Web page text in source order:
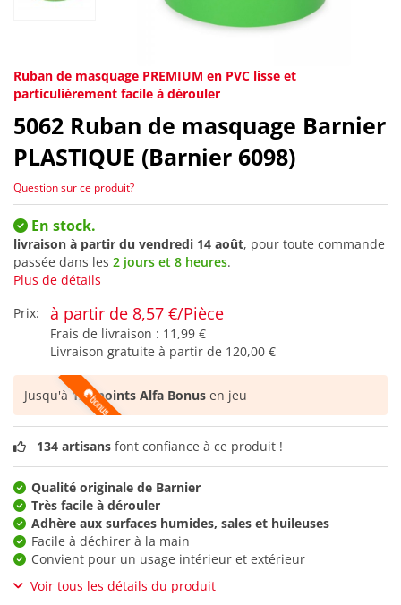
Ruban de masquage PREMIUM en PVC lisse et
particulièrement facile à dérouler
5062 Ruban de masquage Barnier
PLASTIQUE (Barnier 6098)
Question sur ce produit?
En stock.
livraison à partir du vendredi 14 août, pour toute commande
passée dans les 2 jours et 8 heures.
Plus de détails
Prix:
à partir de 8,57 €/Pièce
Frais de livraison : 11,99 €
Livraison gratuite à partir de 120,00 €
Jusqu'à128 points Alfa Bonus en jeu
134 artisans font confiance à ce produit !
Qualité originale de Barnier
Très facile à dérouler
Adhère aux surfaces humides, sales et huileuses
Facile à déchirer à la main
Convient pour un usage intérieur et extérieur
Voir tous les détails du produit